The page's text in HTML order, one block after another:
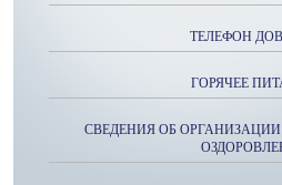
ТЕЛЕФОН
ГОРЯЧЕЕ
СВЕДЕНИЯ ОБ